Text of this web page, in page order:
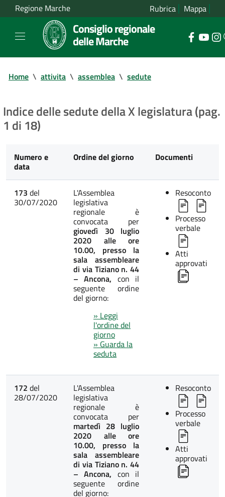
Regione Marche Rubrica Mappa
Consiglio regionale
delle Marche
Home \ attivita \ assemblea \ sedute
Indice delle sedute della X legislatura (pag.
1 di 18)
Numero e
data
Ordine del giorno Documenti
173 del
30/07/2020
L'Assemblea
legislativa
regionale è
convocata per
giovedì 30 luglio
2020 alle ore
10.00, presso la
sala assembleare
di via Tiziano n. 44
– Ancona, con il
seguente ordine
del giorno:
» Leggi
l'ordine del
giorno
» Guarda la
seduta
Resoconto
Processo
verbale
Atti
approvati
172 del
28/07/2020
L'Assemblea
legislativa
regionale è
convocata per
martedì 28 luglio
2020 alle ore
10.00, presso la
sala assembleare
di via Tiziano n. 44
– Ancona, con il
seguente ordine
del giorno:
Resoconto
Processo
verbale
Atti
approvati